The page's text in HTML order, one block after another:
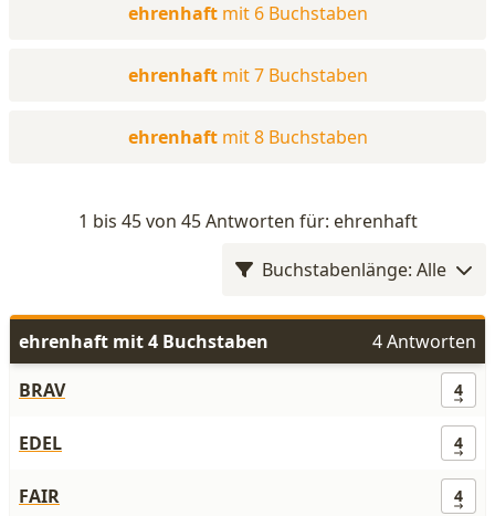
ehrenhaft mit 6 Buchstaben
ehrenhaft mit 7 Buchstaben
ehrenhaft mit 8 Buchstaben
1 bis 45 von 45 Antworten für: ehrenhaft
Buchstabenlänge: Alle
ehrenhaft mit 4 Buchstaben
4 Antworten
BRAV
4
EDEL 4
FAIR 4